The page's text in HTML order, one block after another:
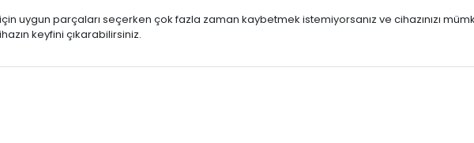
uygun parçaları seçerken çok fazla zaman kaybetmek istemiyorsanız ve cihazınızı
keyfini çıkarabilirsiniz.